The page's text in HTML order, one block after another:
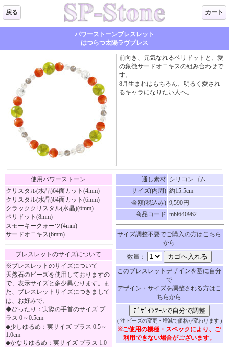
戻る カート
パワーストーンブレスレット
はつらつ太陽ラヴブレス
前向き、元気なれるペリドットと、愛
の象徴サードオニキスの組み合わせで
す。
8月生まれはもちろん、明るく愛され
るキャラになりたい人へ。
使用パワーストーン
クリスタル(水晶)64面カット(4mm)
クリスタル(水晶)64面カット(6mm)
クラッククリスタル(水晶)(6mm)
ペリドット(8mm)
スモーキークォーツ(4mm)
サードオニキス(6mm)
ブレスレットのサイズについて
※ブレスレットのサイズについて
天然石のビーズを使用しておりますの
で、表示サイズと多少異なります。ま
た、ブレスレットサイズにつきまして
は、お好みで、
◆ぴったり：実際の手首のサイズ プ
ラス 0～0.5cm
◆少しゆるめ：実サイズ プラス 0.5～
1.0cm
◆かなりゆるめ：実サイズ プラス 1.0
通し素材 シリコンゴム
サイズ(内周) 約15.5cm
金額(税込み) 9,590円
商品コード mbl640962
サイズ調整不要でご購入の方はこちら
から
数量：
このブレスレットデザインを基に自分
で
デザイン・サイズを調整される方はこ
ちらから
( 注 ビーズの変更・増減で価格が変わります )
※ご使用の機種・スペックにより、ご
利用できない場合がございます。